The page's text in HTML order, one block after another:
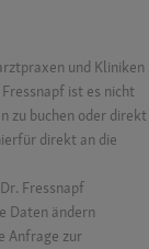
und Kliniken
ist es nicht
zu buchen oder direkt
direkt an die
Fressnapf
Daten ändern
Anfrage zur